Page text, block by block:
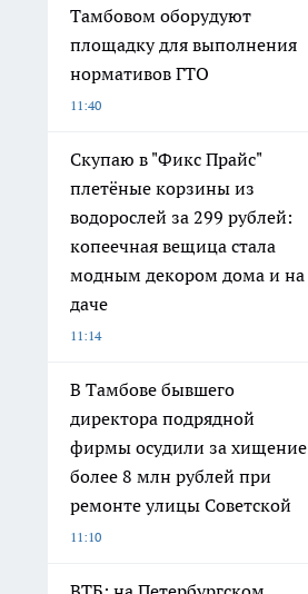
Тамбовом оборудуют
площадку для выполнения
нормативов ГТО
11:40
Скупаю в "Фикс Прайс"
плетёные корзины из
водорослей за 299 рублей:
копеечная вещица стала
модным декором дома и на
даче
11:14
В Тамбове бывшего
директора подрядной
фирмы осудили за хищение
более 8 млн рублей при
ремонте улицы Советской
11:10